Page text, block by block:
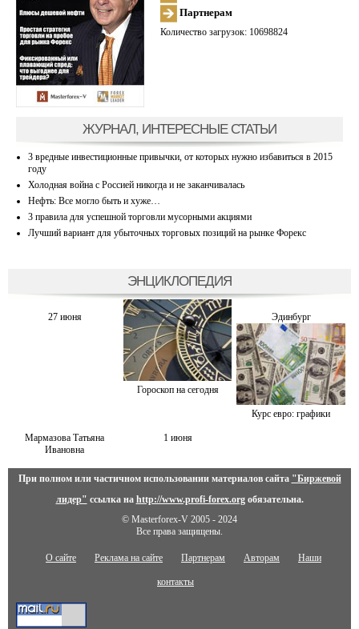
Партнерам
Количество загрузок: 10698824
ЖУРНАЛ, ИНТЕРЕСНЫЕ СТАТЬИ
3 вредные инвестиционные привычки, от которых нужно избавиться в 2015
году
Холодная война с Россией никогда и не заканчивалась
Нефть: Все могло быть и хуже…
3 правила для успешной торговли мусорными акциями
Лучший вариант для убыточных торговых позиций на рынке Форекс
ЭНЦИКЛОПЕДИЯ
27 июня
Гороскоп на сегодня
Эдинбург
Курс евро: графики
Мармазова Татьяна
Ивановна
1 июня
При полном или частичном использовании материалов сайта "Биржевой
лидер" ссылка на http://www.profi-forex.orgобязательна.
© Masterforex-V 2005 - 2024
Все права защищены.
О сайте Реклама на сайте Партнерам Авторам Наши
контакты